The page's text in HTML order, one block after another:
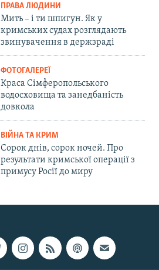
ПРАВА ЛЮДИНИ
Мить – і ти шпигун. Як у
кримських судах розглядають
звинувачення в держзраді
ФОТОГАЛЕРЕЇ
Краса Сімферопольського
водосховища та занедбаність
довкола
ВІЙНА ТА КРИМ
Сорок днів, сорок ночей. Про
результати кримської операції з
примусу Росії до миру